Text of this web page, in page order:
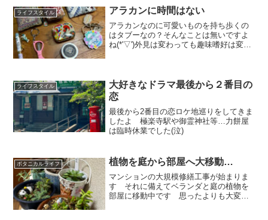
ライフスタイル アラカンに時間はない
アラカンなのに可愛いものを持ち歩くの
はタブーなの？そんなことは無いですよ
ね(*'▽')外見は変わっても趣味嗜好は変わ
ライフスタイル
大好きなドラマ最後から２番目の
恋
最後から2番目の恋ロケ地巡りをしてきま
したよ 極楽寺駅や御霊神社等…力餅屋
は臨時休業でした(泣)
ボタニカルライフ 植物を庭から部屋へ大移動…
マンションの大規模修繕工事が始まりま
す それに備えてベランダと庭の植物を
部屋に移動中です 思ったよりも大変だ